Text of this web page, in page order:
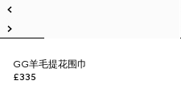
GG羊毛提花围巾
£335